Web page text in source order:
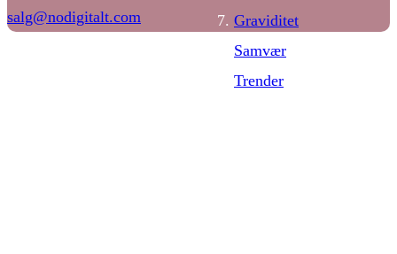
Graviditet
Samvær
Trender
salg@nodigitalt.com